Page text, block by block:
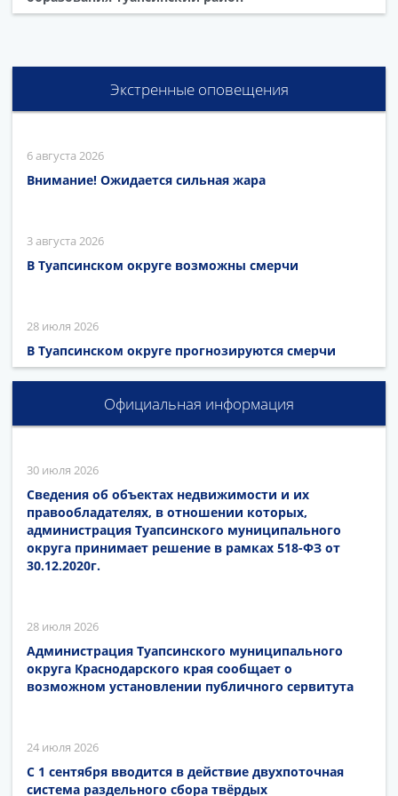
Экстренные оповещения
6 августа 2026
Внимание! Ожидается сильная жара
3 августа 2026
В Туапсинском округе возможны смерчи
28 июля 2026
В Туапсинском округе прогнозируются смерчи
Официальная информация
30 июля 2026
Сведения об объектах недвижимости и их
правообладателях, в отношении которых,
администрация Туапсинского муниципального
округа принимает решение в рамках 518-ФЗ от
30.12.2020г.
28 июля 2026
Администрация Туапсинского муниципального
округа Краснодарского края сообщает о
возможном установлении публичного сервитута
24 июля 2026
С 1 сентября вводится в действие двухпоточная
система раздельного сбора твёрдых